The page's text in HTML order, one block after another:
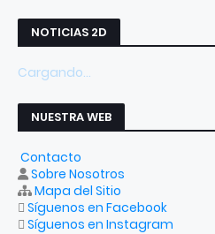
NOTICIAS 2D
Cargando...
NUESTRA WEB
Contacto
Sobre Nosotros
Mapa del Sitio
Síguenos en Facebook
Síguenos en Instagram